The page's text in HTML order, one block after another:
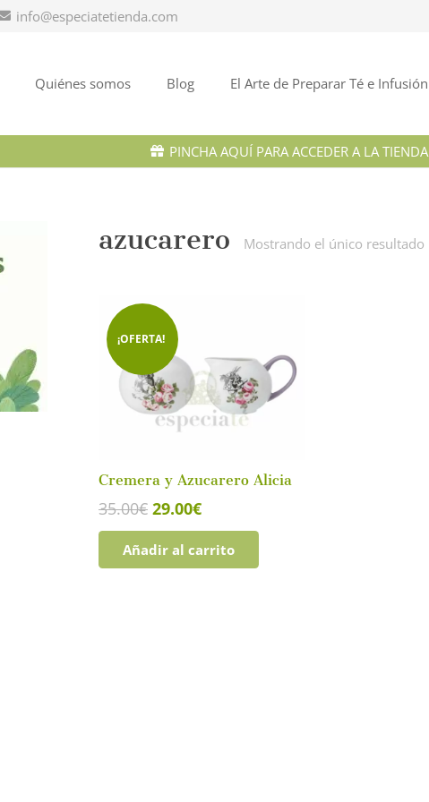
info@especiatetienda.com
Quiénes somos Blog El Arte de Preparar Té e Infusión
PINCHA AQUÍ PARA ACCEDER A LA TIENDA
azucarero Mostrando el único resultado
¡OFERTA!
Cremera y Azucarero Alicia
35.00€ El
precio
original
era:
29.00€El
precio
actual
es:
Añadir al carrito